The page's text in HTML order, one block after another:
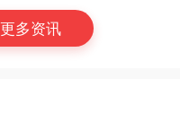
多资讯